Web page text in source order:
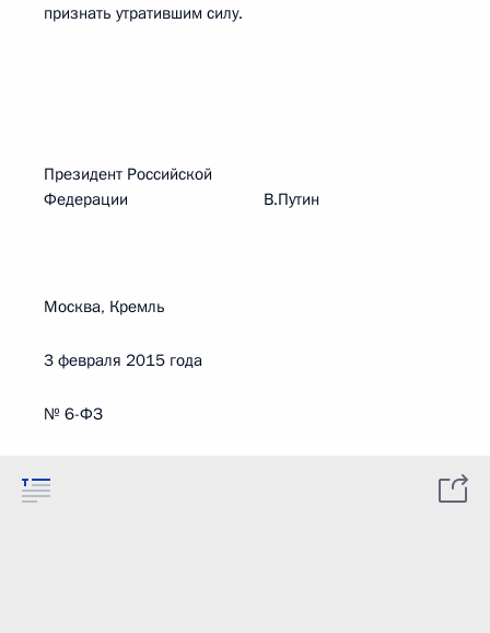
признать утратившим силу.
Президент Российской
Федерации В.Путин
Москва, Кремль
3 февраля 2015 года
№ 6-ФЗ